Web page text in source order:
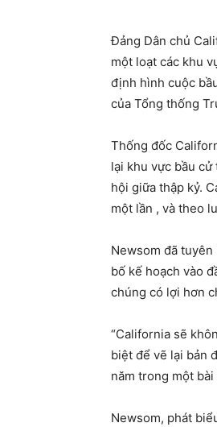
Đảng Dân chủ
một loạt các khu
định hình cuộc
của Tổng thống
Thống đốc
lại khu vực bầu
hội giữa thập kỷ.
một lần , và theo
Newsom đã
bố kế hoạch vào
chúng có lợi hơn
“California sẽ
biệt để vẽ lại bản
năm trong một
Newsom, phát